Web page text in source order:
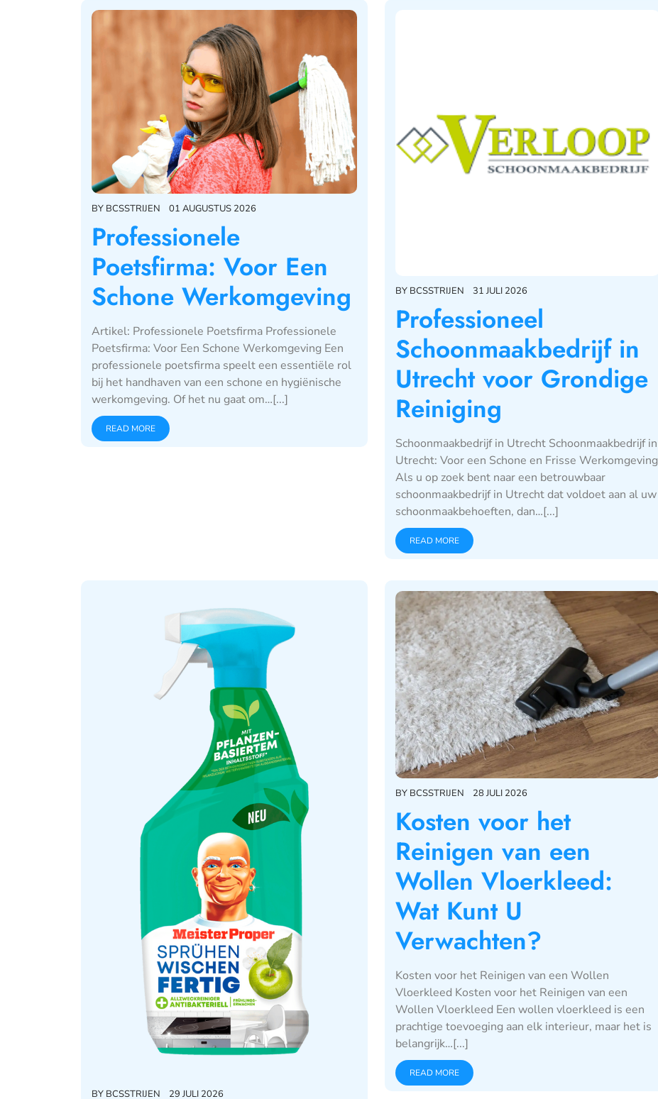
BY BCSSTRIJEN 01 AUGUSTUS 2026
Professionele
Poetsfirma: Voor Een
Schone Werkomgeving
Artikel: Professionele Poetsfirma Professionele
Poetsfirma: Voor Een Schone Werkomgeving Een
professionele poetsfirma speelt een essentiële rol
bij het handhaven van een schone en hygiënische
werkomgeving. Of het nu gaat om…[...]
READ MORE
BY BCSSTRIJEN 31 JULI 2026
Professioneel
Schoonmaakbedrijf in
Utrecht voor Grondige
Reiniging
Schoonmaakbedrijf in Utrecht Schoonmaakbedrijf in
Utrecht: Voor een Schone en Frisse Werkomgeving
Als u op zoek bent naar een betrouwbaar
schoonmaakbedrijf in Utrecht dat voldoet aan al uw
schoonmaakbehoeften, dan…[...]
READ MORE
BY BCSSTRIJEN 29 JULI 2026
BY BCSSTRIJEN 28 JULI 2026
Kosten voor het
Reinigen van een
Wollen Vloerkleed:
Wat Kunt U
Verwachten?
Kosten voor het Reinigen van een Wollen
Vloerkleed Kosten voor het Reinigen van een
Wollen Vloerkleed Een wollen vloerkleed is een
prachtige toevoeging aan elk interieur, maar het is
belangrijk…[...]
READ MORE